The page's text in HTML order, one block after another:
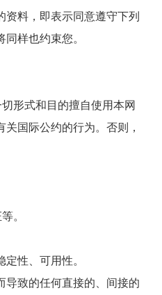
资料，即表示同意遵守下列
样也约束您。
形式和目的擅自使用本网
国际公约的行为。否则，
。
性、可用性。
致的任何直接的、间接的